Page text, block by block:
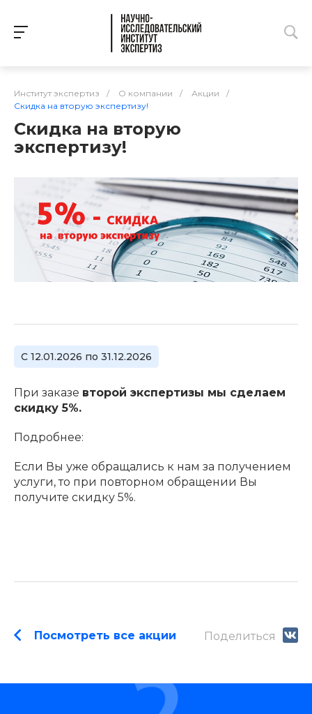
Институт экспертиз / О компании / Акции
/
Скидка на вторую экспертизу!
Скидка на вторую
экспертизу!
С 12.01.2026 по 31.12.2026
При заказе второй экспертизы мы сделаем
скидку 5%.
Подробнее:
Если Вы уже обращались к нам за получением
услуги, то при повторном обращении Вы
получите скидку 5%.
Посмотреть все акции Поделиться